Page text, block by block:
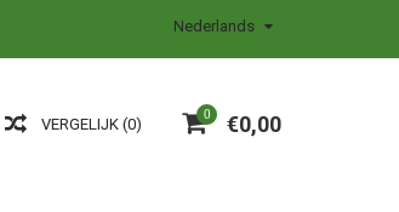
Nederlands
0 €0,00
VERGELIJK (0)